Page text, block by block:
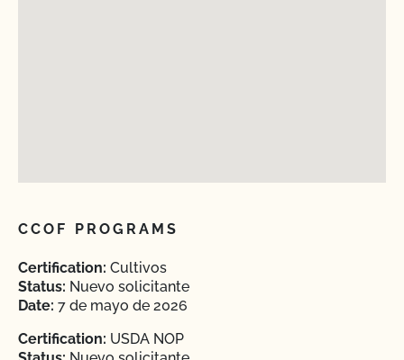
CCOF PROGRAMS
Certification: Cultivos
Status: Nuevo solicitante
Date: 7 de mayo de 2026
Certification: USDA NOP